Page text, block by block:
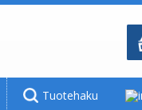
Tuotehaku